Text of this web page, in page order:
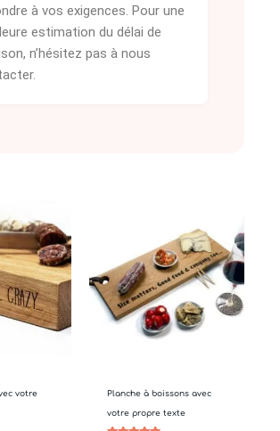
à vos exigences. Pour une
estimation du délai de
n’hésitez pas à nous
votre
de
prix :
€42.50
à
€62.50
Planche à boissons avec
votre propre texte
prix :
€37.50
à
€47.50